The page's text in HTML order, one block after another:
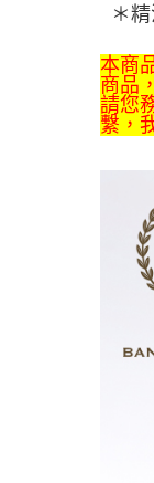
＊
本商
商品
請您
繫，